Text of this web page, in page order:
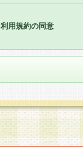
5.当社がお聞きする
のと考えております
合には、当社はそ
社の取扱商品やサ
い。
6.当社は、お客様か
められた場合には、
せ先となります。
第2条 会員の資格
1.会員とは、本規約
利用規約の同意